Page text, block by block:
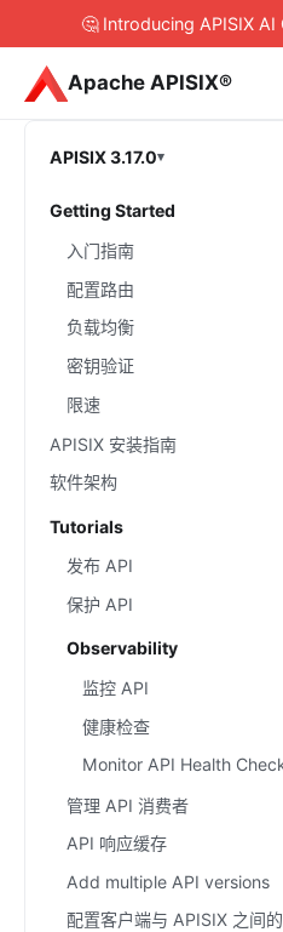
🤔 Introducing APISIX AI
Apache APISIX®
APISIX 3.17.0
Getting Started
入门指南
配置路由
负载均衡
密钥验证
限速
APISIX 安装指南
软件架构
Tutorials
发布 API
保护 API
Observability
监控 API
健康检查
Monitor API Health
管理 API 消费者
API 响应缓存
Add multiple API versions
配置客户端与 APISIX 之间的